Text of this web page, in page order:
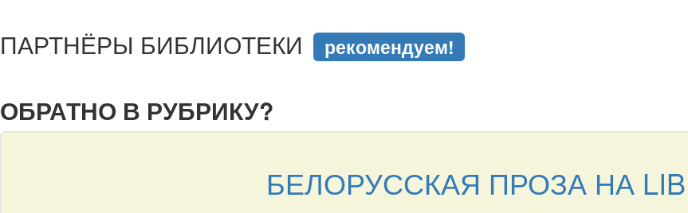
ПАРТНЁРЫ БИБЛИОТЕКИ рекомендуем!
ОБРАТНО В РУБРИКУ?
БЕЛОРУССКАЯ ПРОЗА НА